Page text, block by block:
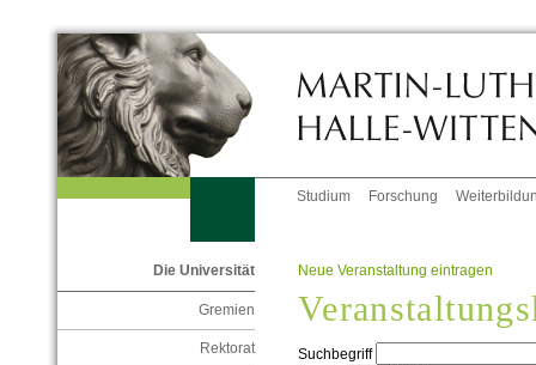
Studium Forschung
Die Universität
Gremien
Rektorat
Neue Veranstaltung eintragen
Suchbegriff